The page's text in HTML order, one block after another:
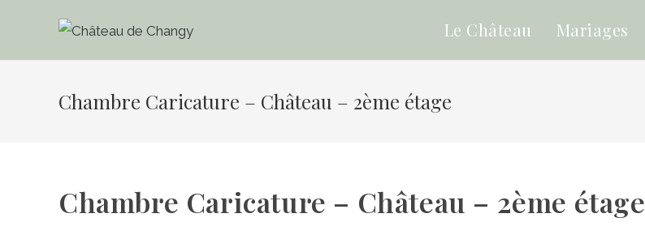
Le Château Mariages
Chambre Caricature – Château – 2ème étage
Chambre Caricature – Château – 2ème étage